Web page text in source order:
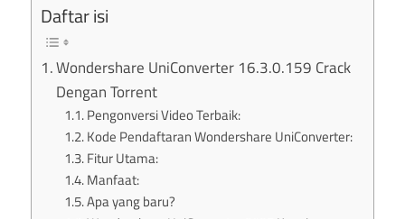
Daftar isi
Wondershare UniConverter 16.3.0.159 Crack
Dengan Torrent
Pengonversi Video Terbaik:
Kode Pendaftaran Wondershare UniConverter:
Fitur Utama:
Manfaat:
Apa yang baru?